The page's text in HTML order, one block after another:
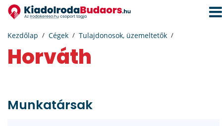
Kezdőlap Cégek Tulajdonosok, üzemeltetők
Horváth
Munkatársak